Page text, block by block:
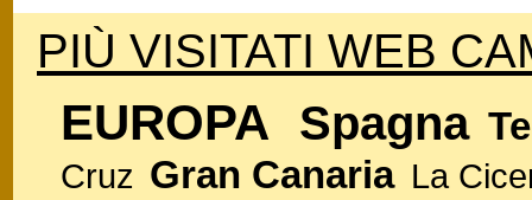
PIÙ VISITATI WEB
EUROPA Spagna
Cruz Gran Canaria La